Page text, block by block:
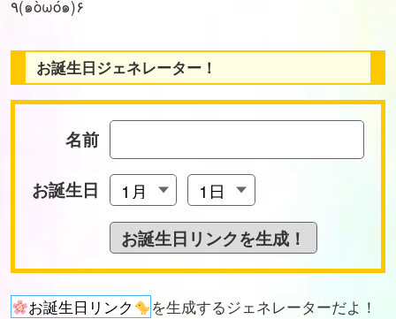
٩(๑òωó๑)۶
お誕生日ジェネレーター！
名前
お誕生日
お誕生日リンク
を生成するジェネレーターだよ！